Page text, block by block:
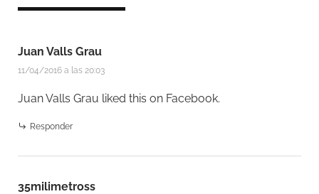
Juan Valls Grau
11/04/2016 a las 20:03
Juan Valls Grau liked this on Facebook.
Responder
35milimetross